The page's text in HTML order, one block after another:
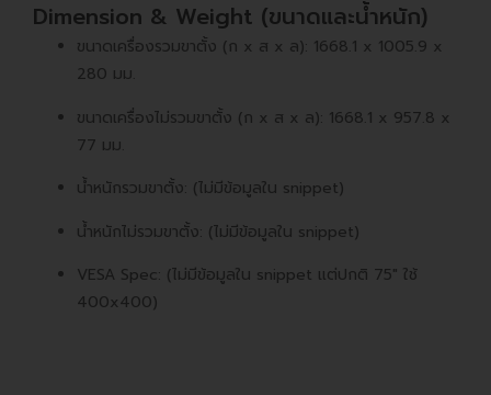
Dimension & Weight (ขนาดและน้ำหนัก)
ขนาดเครื่องรวมขาตั้ง (ก x ส x ล): 1668.1 x 1005.9 x
280 มม.
ขนาดเครื่องไม่รวมขาตั้ง (ก x ส x ล): 1668.1 x 957.8 x
77 มม.
น้ำหนักรวมขาตั้ง: (ไม่มีข้อมูลใน snippet)
น้ำหนักไม่รวมขาตั้ง: (ไม่มีข้อมูลใน snippet)
VESA Spec: (ไม่มีข้อมูลใน snippet แต่ปกติ 75" ใช้
400x400)